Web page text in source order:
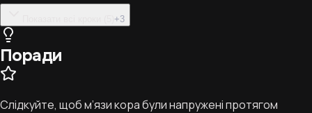
+3
Поради
Слідкуйте, щоб м’язи кора були напружені протягом